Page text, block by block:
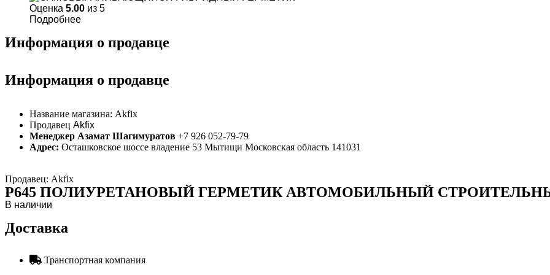
Оценка 5.00 из 5
Подробнее
Информация о продавце
Информация о продавце
Название магазина: Akfix
Продавец Akfix
Менеджер Азамат Шагимуратов +7 926 052-79-79
Адрес: Осташковское шоссе владение 53 Мытищи Московская область 141031
Продавец: Akfix
P645 ПОЛИУРЕТАНОВЫЙ ГЕРМЕТИК АВТОМОБИЛЬНЫЙ
В наличии
Доставка
Транспортная компания